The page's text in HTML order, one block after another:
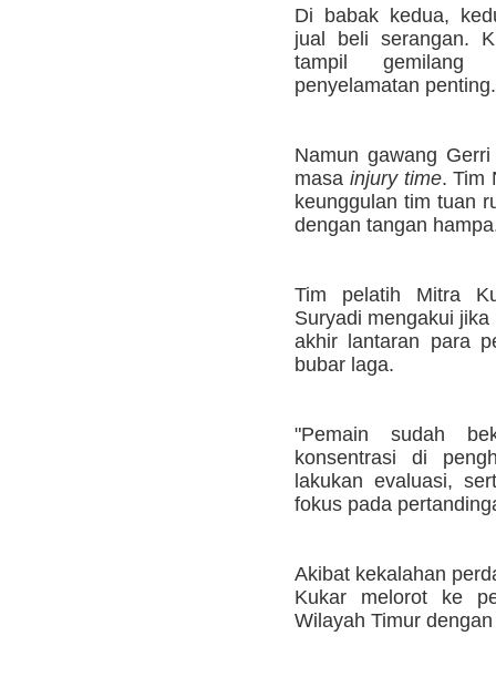
Di babak kedua,
jual beli serangan.
tampil gemilang
penyelamatan penting.
Namun gawang
masa injury time. Tim
keunggulan tim tuan
dengan tangan
Tim pelatih Mitra
Suryadi mengakui
akhir lantaran para
bubar laga.
"Pemain sudah
konsentrasi di
lakukan evaluasi,
fokus pada
Akibat kekalahan
Kukar melorot ke
Wilayah Timur